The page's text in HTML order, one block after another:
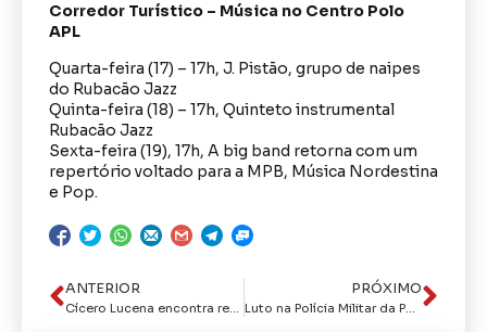
Corredor Turístico – Música no Centro Polo
APL
Quarta-feira (17) – 17h, J. Pistão, grupo de naipes
do Rubacão Jazz
Quinta-feira (18) – 17h, Quinteto instrumental
Rubacão Jazz
Sexta-feira (19), 17h, A big band retorna com um
repertório voltado para a MPB, Música Nordestina
e Pop.
ANTERIOR
Cícero Lucena encontra representantes da Cidade da Imagem e projeta parceria para criação de polo audiovisual em João Pessoa
PRÓXIMO
Luto na Polícia Militar da Paraíba: Cabo Wagner Dantas Cavalcante